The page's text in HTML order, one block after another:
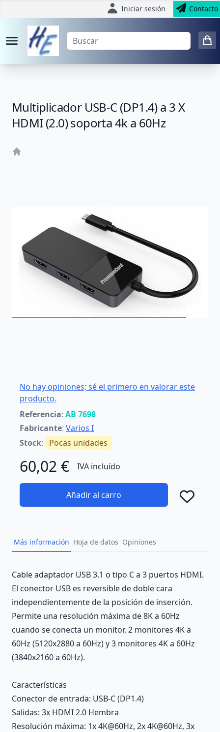
Iniciar sesión Contacto
Multiplicador USB-C (DP1.4) a 3 X
HDMI (2.0) soporta 4k a 60Hz
No hay opiniones; sé el primero en valorar este
producto.
Referencia: AB 7698
Fabricante: Varios I
Stock: Pocas unidades
60,02 € IVA incluído
Añadir al carro
Más información Hoja de datos Opiniones
Description
Cable adaptador USB 3.1 o tipo C a 3 puertos HDMI.
El conector USB es reversible de doble cara
independientemente de la posición de inserción.
Permite una resolución máxima de 8K a 60Hz
cuando se conecta un monitor, 2 monitores 4K a
60Hz (5120x2880 a 60Hz) y 3 monitores 4K a 60Hz
(3840x2160 a 60Hz).
Características
Conector de entrada: USB-C (DP1.4)
Salidas: 3x HDMI 2.0 Hembra
Resolución máxima: 1x 4K@60Hz, 2x 4K@60Hz, 3x